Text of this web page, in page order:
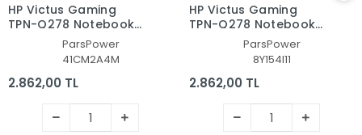
HP Victus Gaming
TPN-Q278 Notebook
Laptop Alt Kasa
ParsPower
41CM2A4M
2.862,00 TL
HP Victus Gaming
TPN-Q278 Notebook
Laptop Alt Kasa
ParsPower
8Y154I11
2.862,00 TL